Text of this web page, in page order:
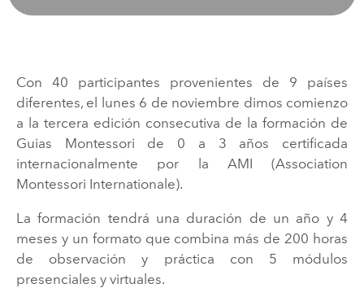
Con 40 participantes provenientes de 9 países
diferentes, el lunes 6 de noviembre dimos comienzo
a la tercera edición consecutiva de la formación de
Guias Montessori de 0 a 3 años certificada
internacionalmente por la AMI (Association
Montessori Internationale).
La formación tendrá una duración de un año y 4
meses y un formato que combina más de 200 horas
de observación y práctica con 5 módulos
presenciales y virtuales.